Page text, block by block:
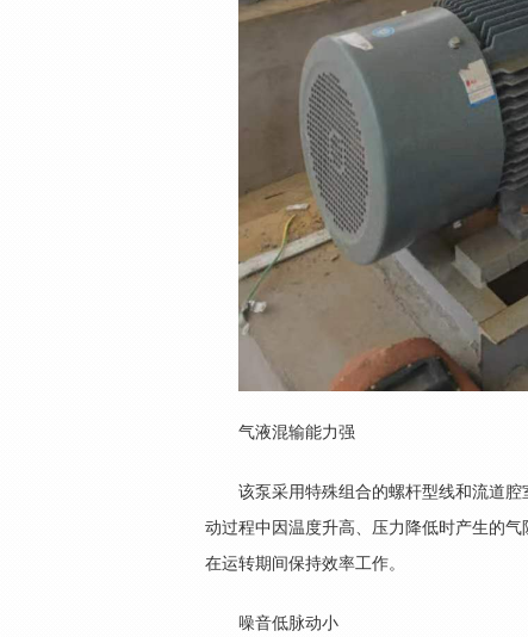
气液混输能力强
该泵采用特殊组合的螺杆型线和流道
动过程中因温度升高、压力降低时产生的
在运转期间保持效率工作。
噪音低脉动小